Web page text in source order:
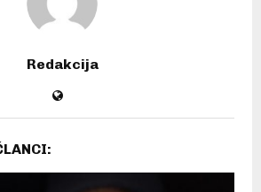
Redakcija